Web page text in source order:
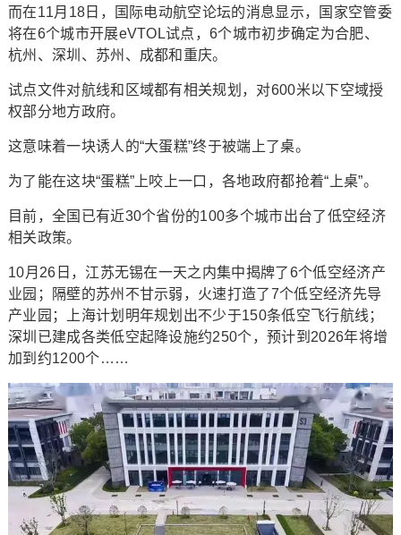
而在11月18日，国际电动航空论坛的消息显示，国家空管委
将在6个城市开展eVTOL试点，6个城市初步确定为合肥、
杭州、深圳、苏州、成都和重庆。
试点文件对航线和区域都有相关规划，对600米以下空域授
权部分地方政府。
这意味着一块诱人的“大蛋糕”终于被端上了桌。
为了能在这块“蛋糕”上咬上一口，各地政府都抢着“上桌”。
目前，全国已有近30个省份的100多个城市出台了低空经济
相关政策。
10月26日，江苏无锡在一天之内集中揭牌了6个低空经济产
业园；隔壁的苏州不甘示弱，火速打造了7个低空经济先导
产业园；上海计划明年规划出不少于150条低空飞行航线；
深圳已建成各类低空起降设施约250个，预计到2026年将增
加到约1200个……